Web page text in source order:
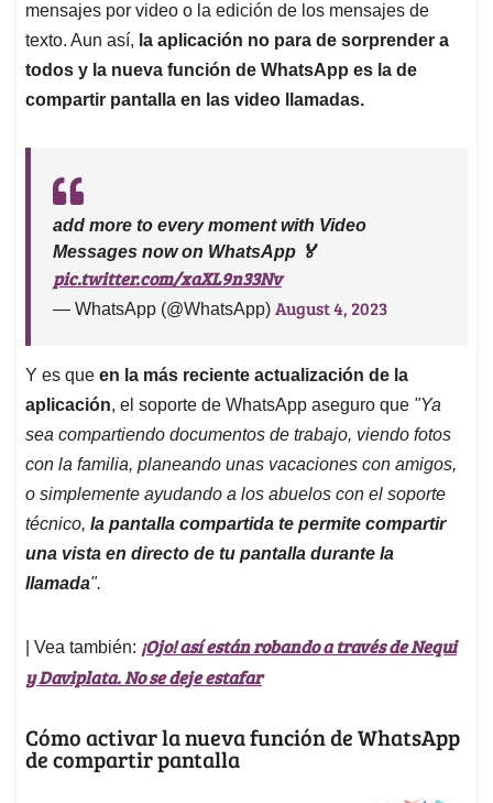
mensajes por video o la edición de los mensajes de
texto. Aun así, la aplicación no para de sorprender a
todos y la nueva función de WhatsApp es la de
compartir pantalla en las video llamadas.
add more to every moment with Video
Messages now on WhatsApp 🏅
pic.twitter.com/xaXL9n33Nv
— WhatsApp (@WhatsApp) August 4, 2023
Y es que en la más reciente actualización de la
aplicación, el soporte de WhatsApp aseguro que "Ya
sea compartiendo documentos de trabajo, viendo fotos
con la familia, planeando unas vacaciones con amigos,
o simplemente ayudando a los abuelos con el soporte
técnico, la pantalla compartida te permite compartir
una vista en directo de tu pantalla durante la
llamada".
| Vea también: ¡Ojo! así están robando a través de Nequi
y Daviplata. No se deje estafar
Cómo activar la nueva función de WhatsApp
de compartir pantalla